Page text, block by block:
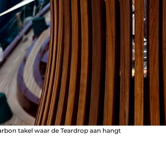
takel waar de Teardrop aan hangt